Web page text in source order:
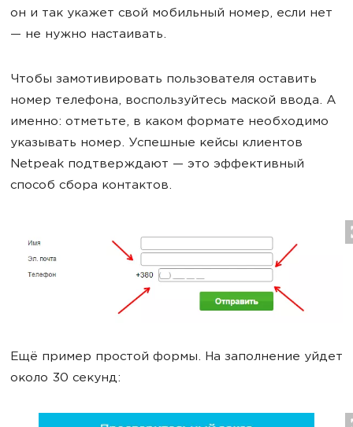
он и так укажет свой мобильный номер, если нет
— не нужно настаивать.
Чтобы замотивировать пользователя оставить
номер телефона, воспользуйтесь маской ввода. А
именно: отметьте, в каком формате необходимо
указывать номер. Успешные кейсы клиентов
Netpeak подтверждают — это эффективный
способ сбора контактов.
Ещё пример простой формы. На заполнение уйдет
около 30 секунд: